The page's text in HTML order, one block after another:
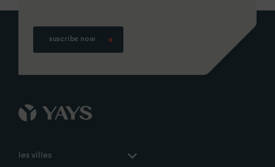
les villes
suscribe now